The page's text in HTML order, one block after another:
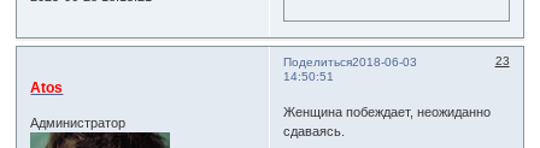
Поделиться 23
2018-06-03
14:50:51
Atos
Администратор
Женщина побеждает, неожиданно
сдаваясь.